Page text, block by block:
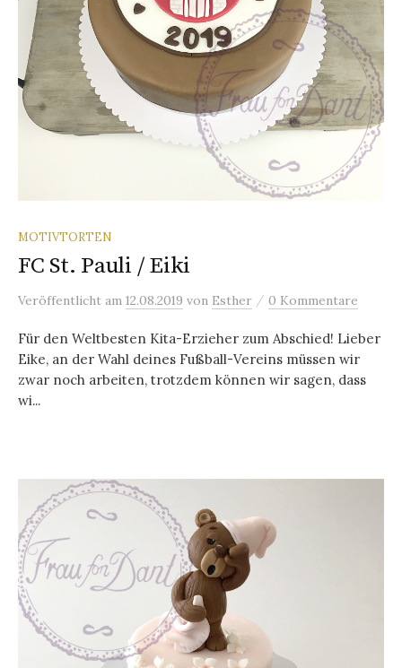
MOTIVTORTEN
FC St. Pauli / Eiki
Veröffentlicht am 12.08.2019 von Esther / 0 Kommentare
Für den Weltbesten Kita-Erzieher zum Abschied! Lieber
Eike, an der Wahl deines Fußball-Vereins müssen wir
zwar noch arbeiten, trotzdem können wir sagen, dass
wi...